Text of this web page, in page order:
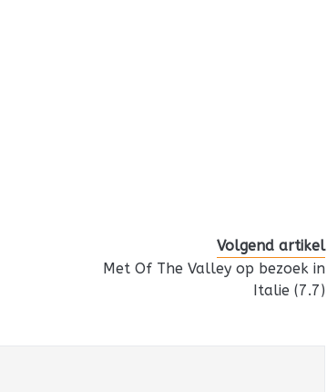
Volgend artikel
Met Of The Valley op bezoek in
Italie (7.7)